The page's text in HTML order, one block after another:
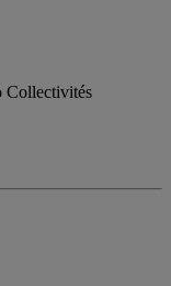
Collectivités